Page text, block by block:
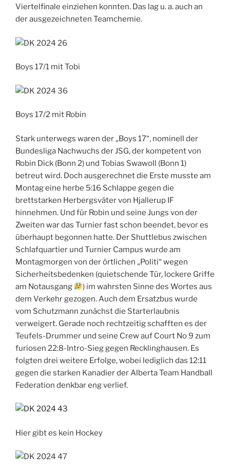
Viertelfinale einziehen konnten. Das lag u. a. auch an
der ausgezeichneten Teamchemie.
Boys 17/1 mit Tobi
Boys 17/2 mit Robin
Stark unterwegs waren der „Boys 17“, nominell der
Bundesliga Nachwuchs der JSG, der kompetent von
Robin Dick (Bonn 2) und Tobias Swawoll (Bonn 1)
betreut wird. Doch ausgerechnet die Erste musste am
Montag eine herbe 5:16 Schlappe gegen die
brettstarken Herbergsväter von Hjallerup IF
hinnehmen. Und für Robin und seine Jungs von der
Zweiten war das Turnier fast schon beendet, bevor es
überhaupt begonnen hatte. Der Shuttlebus zwischen
Schlafquartier und Turnier Campus wurde am
Montagmorgen von der örtlichen „Politi“ wegen
Sicherheitsbedenken (quietschende Tür, lockere Griffe
am Notausgang
) im wahrsten Sinne des Wortes aus
dem Verkehr gezogen. Auch dem Ersatzbus wurde
vom Schutzmann zunächst die Starterlaubnis
verweigert. Gerade noch rechtzeitig schafften es der
Teufels-Drummer und seine Crew auf Court No 9 zum
furiosen 22:8-Intro-Sieg gegen Recklinghausen. Es
folgten drei weitere Erfolge, wobei lediglich das 12:11
gegen die starken Kanadier der Alberta Team Handball
Federation denkbar eng verlief.
Hier gibt es kein Hockey